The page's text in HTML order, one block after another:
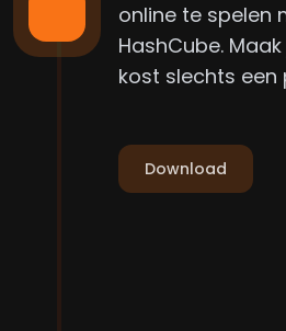
online te spelen
HashCube.
kost slechts een
Download